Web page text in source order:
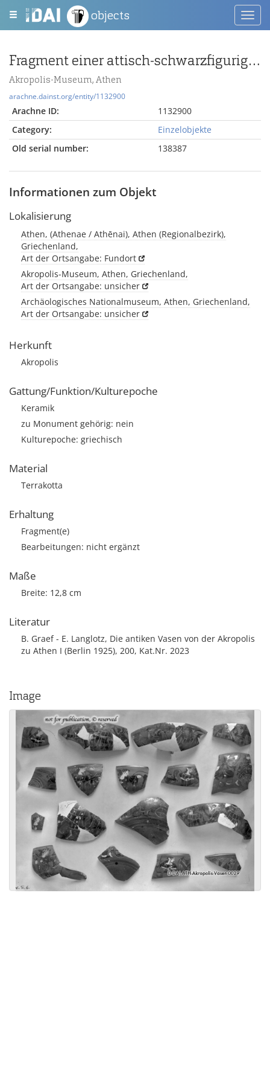
objects
Fragment einer attisch-schwarzfigurigen Schale mit Mänade
Akropolis-Museum, Athen
arachne.dainst.org/entity/1132900
Arachne ID:
1132900
Category:
Einzelobjekte
Old serial number:
138387
Informationen zum Objekt
Lokalisierung
Athen, (Athenae / Athēnai), Athen (Regionalbezirk),
Griechenland,
Art der Ortsangabe: Fundort
Akropolis-Museum, Athen, Griechenland,
Art der Ortsangabe: unsicher
Archäologisches Nationalmuseum, Athen, Griechenland,
Art der Ortsangabe: unsicher
Herkunft
Akropolis
Gattung/Funktion/Kulturepoche
Keramik
zu Monument gehörig: nein
Kulturepoche: griechisch
Material
Terrakotta
Erhaltung
Fragment(e)
Bearbeitungen: nicht ergänzt
Maße
Breite: 12,8 cm
Literatur
B. Graef - E. Langlotz, Die antiken Vasen von der Akropolis
zu Athen I (Berlin 1925), 200, Kat.Nr. 2023
Image